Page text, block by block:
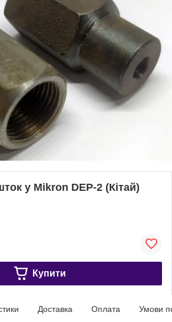
у Mikron DEP-2 (Кітай)
Купити
Доставка Оплата Умови